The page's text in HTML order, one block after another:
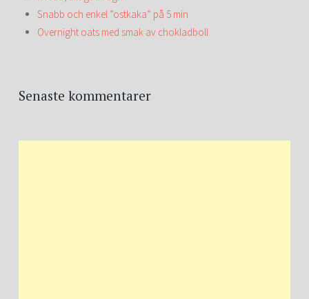
Snabb och enkel ”ostkaka” på 5 min
Overnight oats med smak av chokladboll
Senaste kommentarer